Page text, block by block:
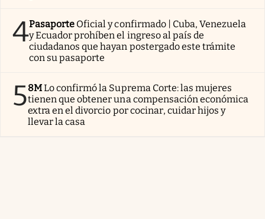
4Pasaporte Oficial y confirmado | Cuba, Venezuela
y Ecuador prohíben el ingreso al país de
ciudadanos que hayan postergado este trámite
con su pasaporte
58MLo confirmó la Suprema Corte: las mujeres
tienen que obtener una compensación económica
extra en el divorcio por cocinar, cuidar hijos y
llevar la casa